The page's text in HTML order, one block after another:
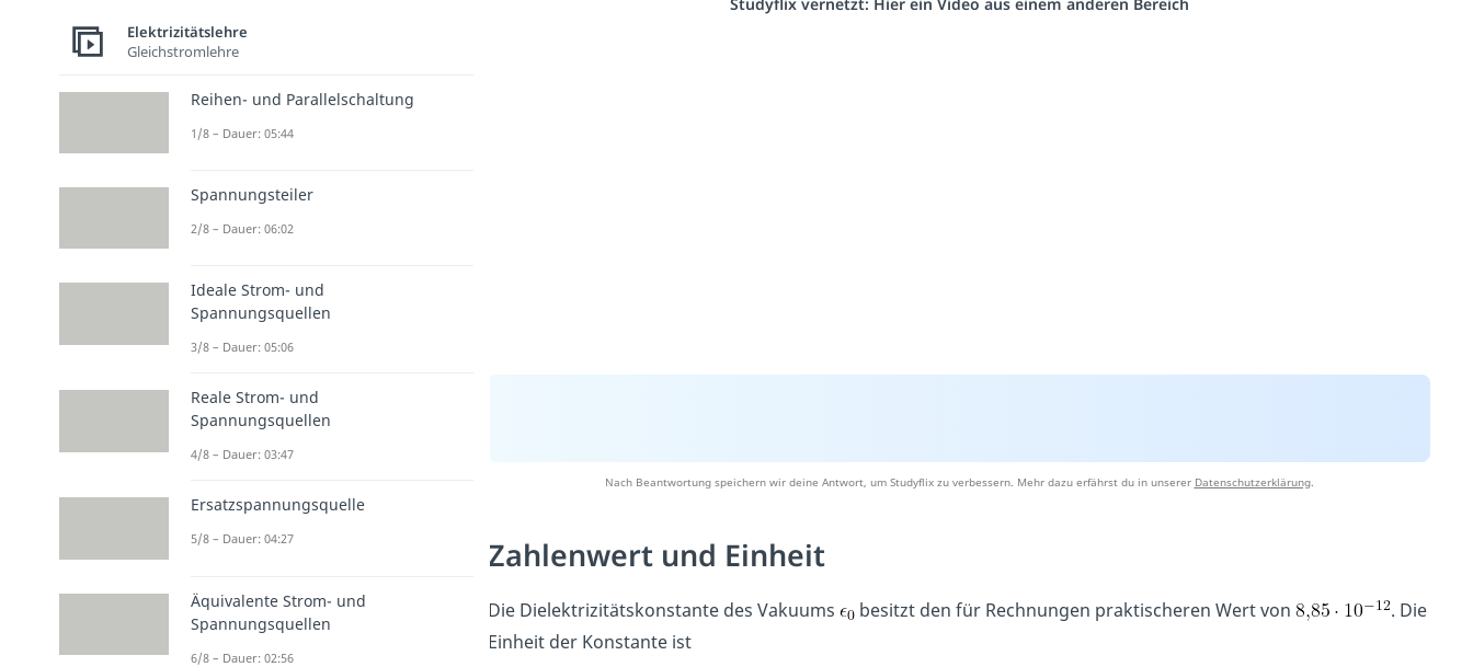
Nach Beantwortung speichern wir deine Antwort, um Studyflix zu verbessern. Mehr dazu erfährst du in unserer Datenschutzerklärung.
Zahlenwert und Einheit
Die Dielektrizitätskonstante des Vakuums besitzt den für Rechnungen praktischeren Wert von
. Die
Einheit der Konstante ist
Elektrizitätslehre
Gleichstromlehre
Reihen- und Parallelschaltung
1/8 – Dauer: 05:44
Spannungsteiler
2/8 – Dauer: 06:02
Ideale Strom- und
Spannungsquellen
3/8 – Dauer: 05:06
Reale Strom- und
Spannungsquellen
4/8 – Dauer: 03:47
Ersatzspannungsquelle
5/8 – Dauer: 04:27
Äquivalente Strom- und
Spannungsquellen
6/8 – Dauer: 02:56